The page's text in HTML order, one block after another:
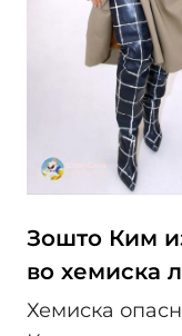
Зошто Ким
во хемиска
Хемиска